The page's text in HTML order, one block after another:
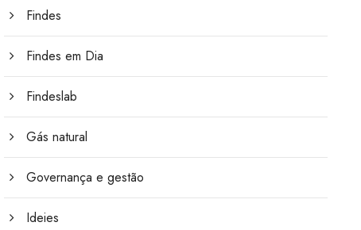
Findes
Findes em Dia
Findeslab
Gás natural
Governança e gestão
Ideies